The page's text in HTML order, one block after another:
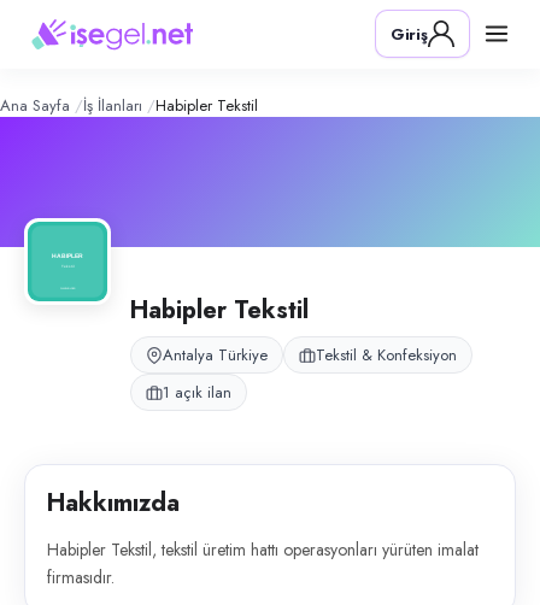
Tekstil – Şirket Profili
Konum:
Habipler Tekstil, tekstil üretim hattı operasyonları yürüten imalat
Giriş
Ana Sayfa İş İlanları Habipler Tekstil
Habipler Tekstil
Antalya Türkiye
Tekstil & Konfeksiyon
1 açık ilan
Hakkımızda
Habipler Tekstil, tekstil üretim hattı operasyonları yürüten imalat
firmasıdır.